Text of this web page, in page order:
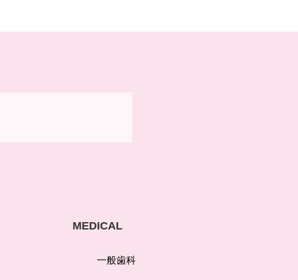
MEDICAL
一般歯科